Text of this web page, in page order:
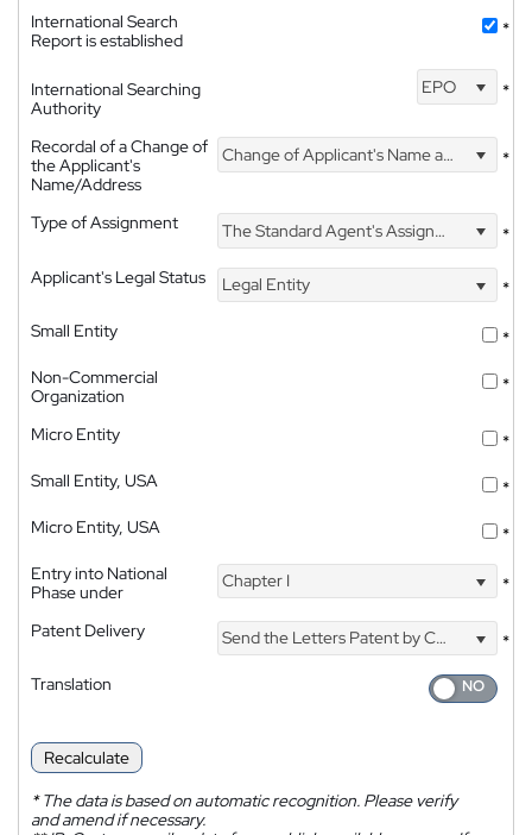
International Search
Report is established
*
International Searching
Authority
EPO *
Recordal of a Change of
the Applicant's
Name/Address
Change of Applicant's Name and Address *
Type of Assignment The Standard Agent's Assignment
*
Applicant's Legal Status
Legal Entity
*
Small Entity
*
Non-Commercial
Organization
*
Micro Entity
*
Small Entity, USA
*
Micro Entity, USA
*
Entry into National
Phase under
Chapter I *
Patent Delivery Send the Letters Patent by Courier
*
Translation
Recalculate
*The data is based on automatic recognition. Please verify
and amend if necessary.